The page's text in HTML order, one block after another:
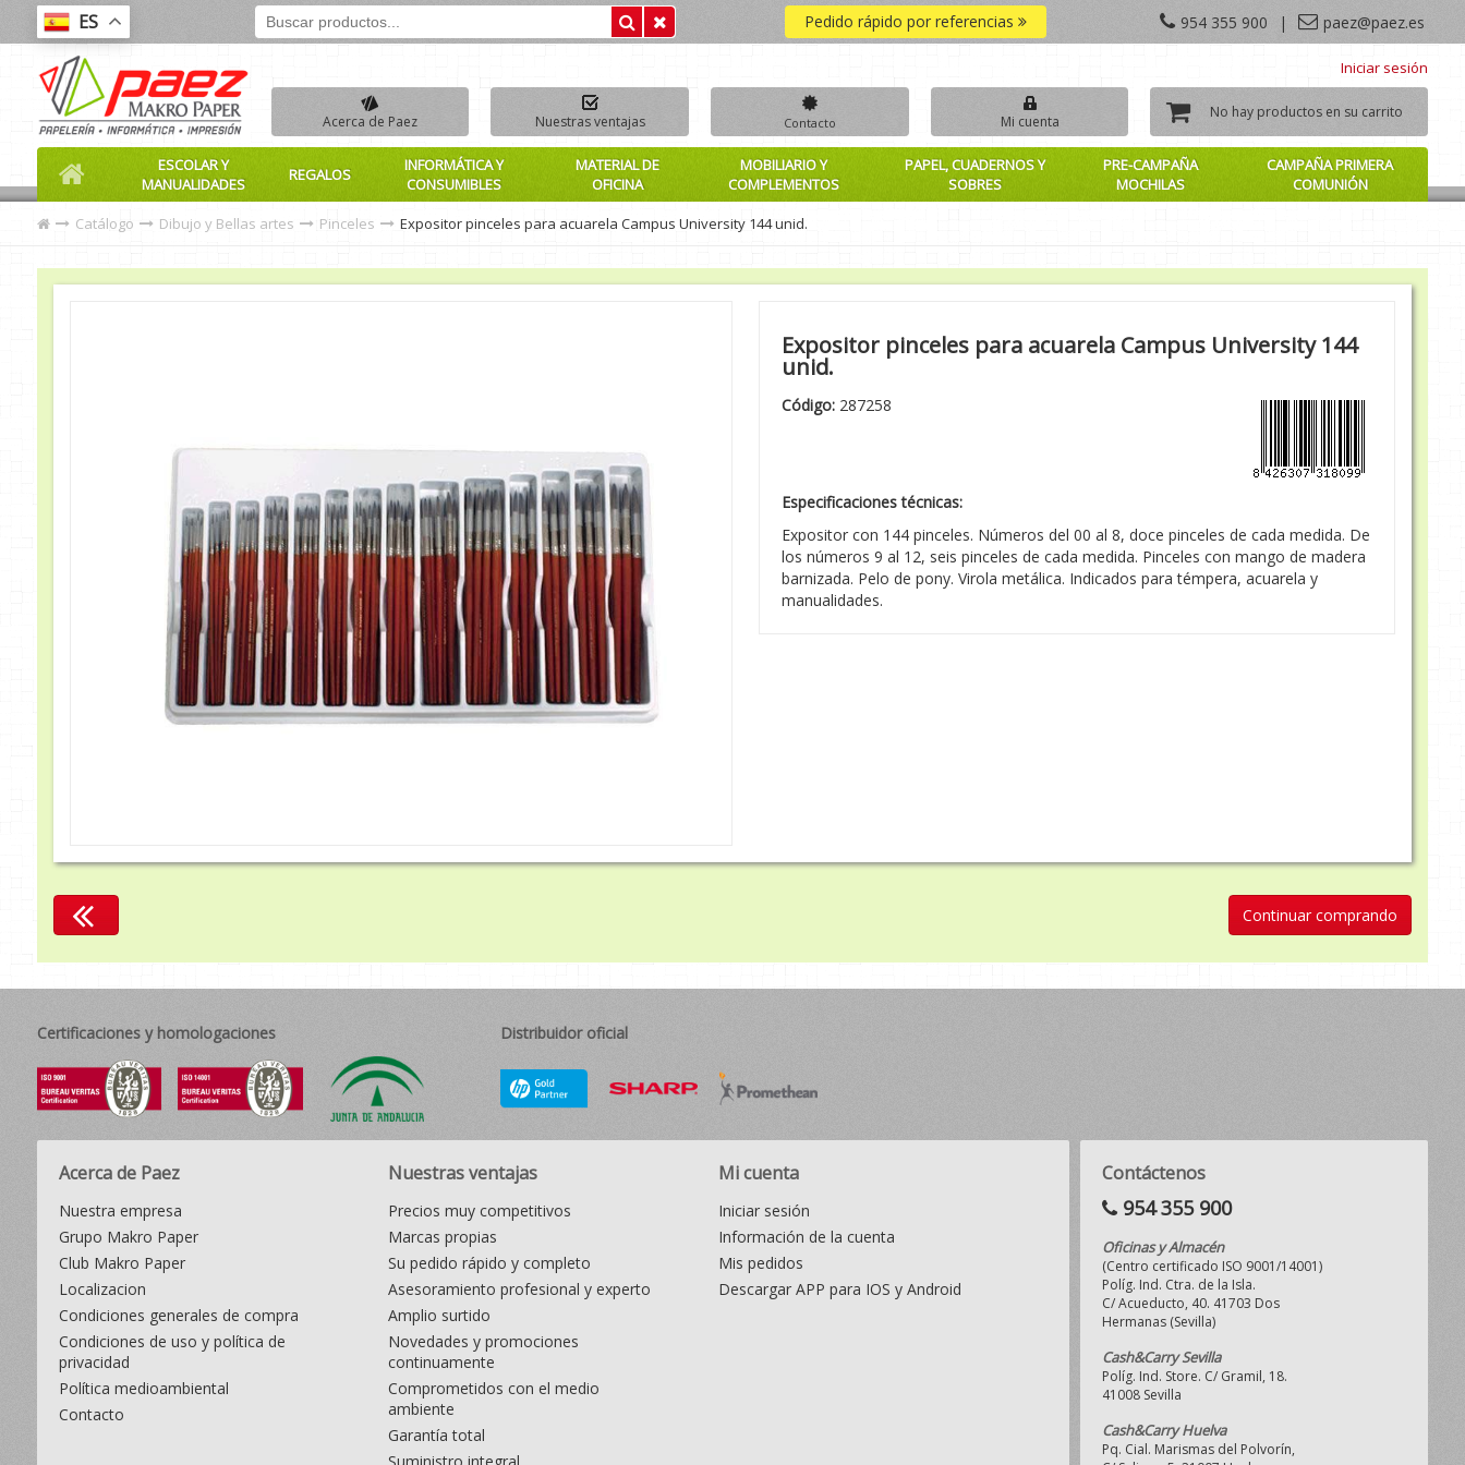
ES 954 355 900 | paez@paez.es
Pedido rápido por referencias
Iniciar sesión
Acerca de Paez Nuestras ventajas Contacto Mi cuenta
No hay productos en su carrito
ESCOLAR Y
MANUALIDADES
REGALOS
INFORMÁTICA Y
CONSUMIBLES
MATERIAL DE
OFICINA
MOBILIARIO Y
COMPLEMENTOS
PAPEL, CUADERNOS Y
SOBRES
PRE-CAMPAÑA
MOCHILAS
CAMPAÑA PRIMERA
COMUNIÓN
Catálogo
Dibujo y Bellas artes Pinceles Expositor pinceles para acuarela Campus University 144 unid.
Expositor pinceles para acuarela Campus University 144
unid.
Código: 287258
Especificaciones técnicas:
Expositor con 144 pinceles. Números del 00 al 8, doce pinceles de cada medida. De
los números 9 al 12, seis pinceles de cada medida. Pinceles con mango de madera
barnizada. Pelo de pony. Virola metálica. Indicados para témpera, acuarela y
manualidades.
Continuar comprando
Certificaciones y homologaciones Distribuidor oficial
Acerca de Paez
Nuestra empresa
Grupo Makro Paper
Club Makro Paper
Localizacion
Condiciones generales de compra
Condiciones de uso y política de
privacidad
Política medioambiental
Contacto
Nuestras ventajas
Precios muy competitivos
Marcas propias
Su pedido rápido y completo
Asesoramiento profesional y experto
Amplio surtido
Novedades y promociones
continuamente
Comprometidos con el medio
ambiente
Garantía total
Mi cuenta
Iniciar sesión
Información de la cuenta
Mis pedidos
Descargar APP para IOS y Android
Contáctenos
954 355 900
Oficinas y Almacén
(Centro certificado ISO 9001/14001)
Políg. Ind. Ctra. de la Isla.
C/ Acueducto, 40. 41703 Dos
Hermanas (Sevilla)
Cash&Carry Sevilla
Políg. Ind. Store. C/ Gramil, 18.
41008 Sevilla
Cash&Carry Huelva
Pq. Cial. Marismas del Polvorín,